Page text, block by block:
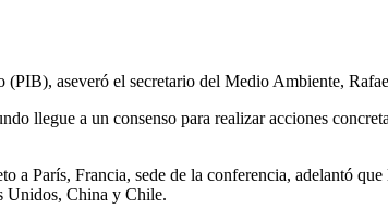
aseveró el secretario del Medio Ambiente,
llegue a un consenso para realizar acciones
París, Francia, sede de la conferencia, adelantó
Unidos, China y Chile.